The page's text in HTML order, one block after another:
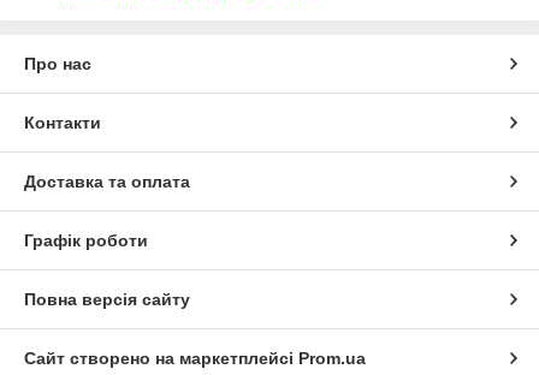
Про нас
Контакти
Доставка та оплата
Графік роботи
Повна версія сайту
Сайт створено на маркетплейсі Prom.ua